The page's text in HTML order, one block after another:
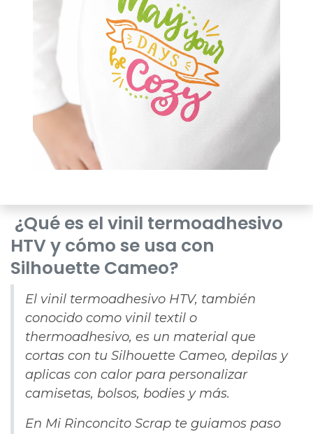
¿Qué es el vinil termoadhesivo
HTV y cómo se usa con
Silhouette Cameo?
El vinil termoadhesivo HTV, también
conocido como vinil textil o
thermoadhesivo, es un material que
cortas con tu Silhouette Cameo, depilas y
aplicas con calor para personalizar
camisetas, bolsos, bodies y más.
En Mi Rinconcito Scrap te guiamos paso